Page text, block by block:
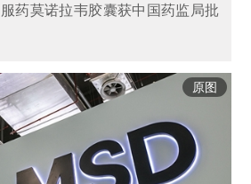
药莫诺拉韦胶囊获中国药监局批
原图